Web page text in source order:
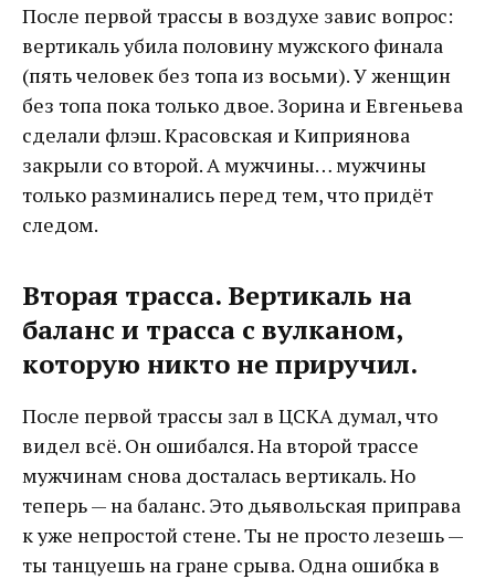
После первой трассы в воздухе завис вопрос:
вертикаль убила половину мужского финала
(пять человек без топа из восьми). У женщин
без топа пока только двое. Зорина и Евгеньева
сделали флэш. Красовская и Киприянова
закрыли со второй. А мужчины… мужчины
только разминались перед тем, что придёт
следом.
Вторая трасса. Вертикаль на
баланс и трасса с вулканом,
которую никто не приручил.
После первой трассы зал в ЦСКА думал, что
видел всё. Он ошибался. На второй трассе
мужчинам снова досталась вертикаль. Но
теперь — на баланс. Это дьявольская приправа
к уже непростой стене. Ты не просто лезешь —
ты танцуешь на гране срыва. Одна ошибка в